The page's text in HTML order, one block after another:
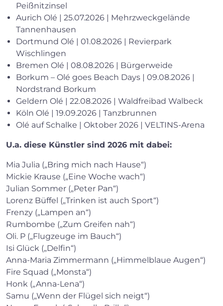
Peißnitzinsel
Aurich Olé | 25.07.2026 | Mehrzweckgelände
Tannenhausen
Dortmund Olé | 01.08.2026 | Revierpark
Wischlingen
Bremen Olé | 08.08.2026 | Bürgerweide
Borkum – Olé goes Beach Days | 09.08.2026 |
Nordstrand Borkum
Geldern Olé | 22.08.2026 | Waldfreibad Walbeck
Köln Olé | 19.09.2026 | Tanzbrunnen
Olé auf Schalke | Oktober 2026 | VELTINS-Arena
U.a. diese Künstler sind 2026 mit dabei:
Mia Julia („Bring mich nach Hause“)
Mickie Krause („Eine Woche wach“)
Julian Sommer („Peter Pan“)
Lorenz Büffel („Trinken ist auch Sport“)
Frenzy („Lampen an“)
Rumbombe („Zum Greifen nah“)
Oli. P („Flugzeuge im Bauch“)
Isi Glück („Delfin“)
Anna-Maria Zimmermann („Himmelblaue Augen“)
Fire Squad („Monsta“)
Honk („Anna-Lena“)
Samu („Wenn der Flügel sich neigt“)